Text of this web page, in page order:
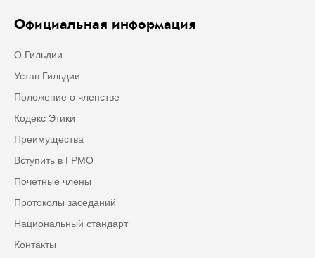
Официальная информация
О Гильдии
Устав Гильдии
Положение о членстве
Кодекс Этики
Преимущества
Вступить в ГРМО
Почетные члены
Протоколы заседаний
Национальный стандарт
Контакты